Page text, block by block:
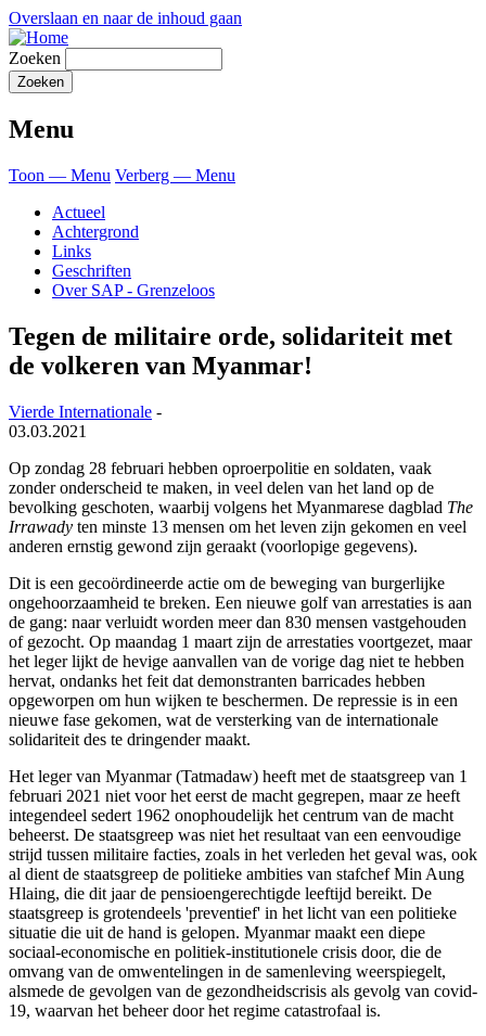
Overslaan en naar de inhoud gaan
Zoeken
Menu
Toon — Menu Verberg — Menu
Actueel
Achtergrond
Links
Geschriften
Over SAP - Grenzeloos
Tegen de militaire orde, solidariteit met
de volkeren van Myanmar!
Vierde Internationale -
03.03.2021
Op zondag 28 februari hebben oproerpolitie en soldaten, vaak
zonder onderscheid te maken, in veel delen van het land op de
bevolking geschoten, waarbij volgens het Myanmarese dagblad The
Irrawady ten minste 13 mensen om het leven zijn gekomen en veel
anderen ernstig gewond zijn geraakt (voorlopige gegevens).
Dit is een gecoördineerde actie om de beweging van burgerlijke
ongehoorzaamheid te breken. Een nieuwe golf van arrestaties is aan
de gang: naar verluidt worden meer dan 830 mensen vastgehouden
of gezocht. Op maandag 1 maart zijn de arrestaties voortgezet, maar
het leger lijkt de hevige aanvallen van de vorige dag niet te hebben
hervat, ondanks het feit dat demonstranten barricades hebben
opgeworpen om hun wijken te beschermen. De repressie is in een
nieuwe fase gekomen, wat de versterking van de internationale
solidariteit des te dringender maakt.
Het leger van Myanmar (Tatmadaw) heeft met de staatsgreep van 1
februari 2021 niet voor het eerst de macht gegrepen, maar ze heeft
integendeel sedert 1962 onophoudelijk het centrum van de macht
beheerst. De staatsgreep was niet het resultaat van een eenvoudige
strijd tussen militaire facties, zoals in het verleden het geval was, ook
al dient de staatsgreep de politieke ambities van stafchef Min Aung
Hlaing, die dit jaar de pensioengerechtigde leeftijd bereikt. De
staatsgreep is grotendeels 'preventief' in het licht van een politieke
situatie die uit de hand is gelopen. Myanmar maakt een diepe
sociaal-economische en politiek-institutionele crisis door, die de
omvang van de omwentelingen in de samenleving weerspiegelt,
alsmede de gevolgen van de gezondheidscrisis als gevolg van covid-
19, waarvan het beheer door het regime catastrofaal is.